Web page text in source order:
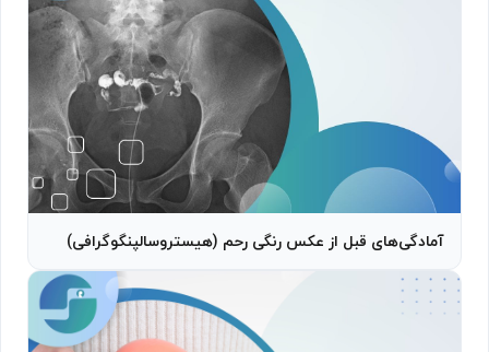
آمادگی‌های قبل از عکس رنگی رحم (هیستروسالپنگوگرافی)